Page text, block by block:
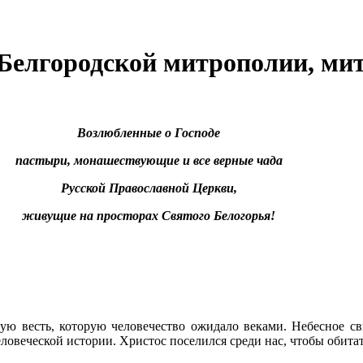
митрополии,
Возлюбленные о Господе
пастыри, монашествующие и все верные чада
Русской Православной Церкви,
живущие на просторах Святого Белогорья!
весть, которую человечество ожидало веками. Небесное
истории. Христос поселился среди нас, чтобы